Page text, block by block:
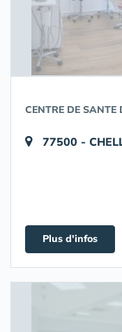
CENTRE DE SANTE
77500 -
Plus d'infos